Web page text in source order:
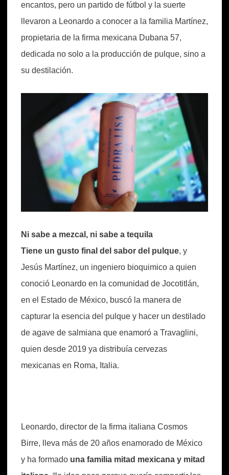
encantos, pero un partido de fútbol y la suerte
llevaron a Leonardo a conocer a la familia Martínez,
propietaria de la firma mexicana Dubana 57,
dedicada no solo a la producción de pulque, sino a
su destilación.
Ni sabe a mezcal, ni sabe a tequila
Tiene un gusto final del sabor del pulque, y
Jesús Martínez, un ingeniero bioquimico a quien
conoció Leonardo en la comunidad de Jocotitlán,
en el Estado de México, buscó la manera de
capturar la esencia del pulque y hacer un destilado
de agave de salmiana que enamoró a Travaglini,
quien desde 2019 ya distribuía cervezas
mexicanas en Roma, Italia.
Leonardo, director de la firma italiana Cosmos
Birre, lleva más de 20 años enamorado de México
y ha formado una familia mitad mexicana y mitad